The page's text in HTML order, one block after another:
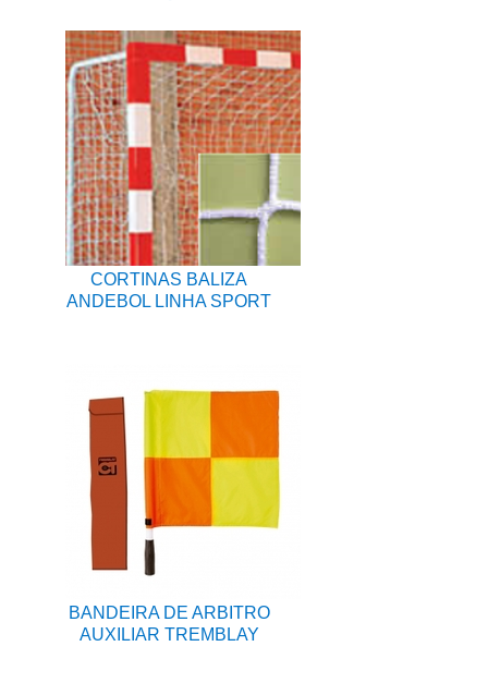
CORTINAS BALIZA
ANDEBOL LINHA SPORT
BANDEIRA DE ARBITRO
AUXILIAR TREMBLAY